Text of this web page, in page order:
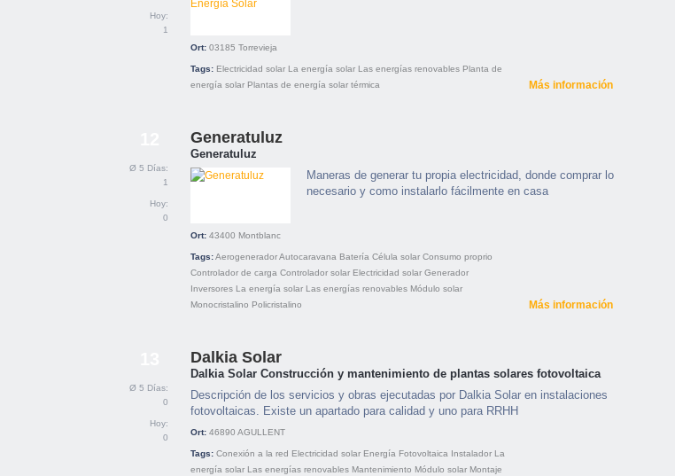
Hoy:
1
Ort: 03185 Torrevieja
Tags: Electricidad solar La energía solar Las energías renovables Planta de
energía solar Plantas de energía solar térmica Más información
Ø 5 Días:
1
Hoy:
0
Generatuluz
Generatuluz
Maneras de generar tu propia electricidad, donde comprar lo
necesario y como instalarlo fácilmente en casa
Ort: 43400 Montblanc
Tags:AerogeneradorAutocaravana Batería Célula solar Consumo proprio
Controlador de carga Controlador solar Electricidad solar Generador
Inversores La energía solar Las energías renovables Módulo solar
Monocristalino Policristalino Más información
Ø 5 Días:
0
Hoy:
0
Dalkia Solar
Dalkia Solar Construcción y mantenimiento de plantas solares fotovoltaica
Descripción de los servicios y obras ejecutadas por Dalkia Solar en instalaciones
fotovoltaicas. Existe un apartado para calidad y uno para RRHH
Ort: 46890 AGULLENT
Tags: Conexión a la red Electricidad solar Energía Fotovoltaica Instalador La
energía solar Las energías renovables Mantenimiento Módulo solar Montaje